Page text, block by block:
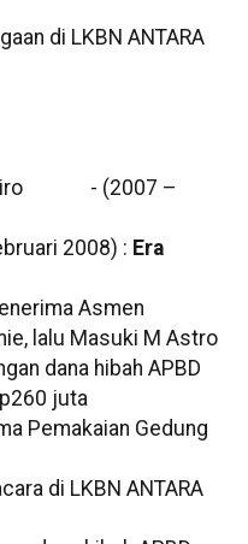
di LKBN ANTARA
Biro - (2007 –
2008) : Era
Asmen
lalu Masuki M Astro
dana hibah APBD
juta
Pemakaian Gedung
di LKBN ANTARA